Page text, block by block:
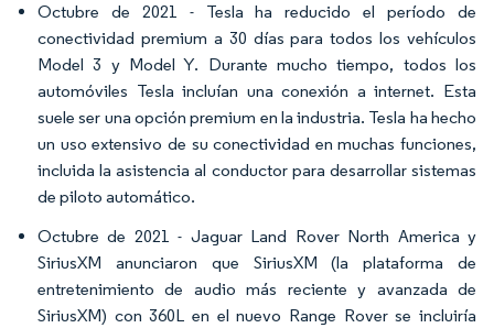
Octubre de 2021 - Tesla ha reducido el período de
conectividad premium a 30 días para todos los vehículos
Model 3 y Model Y. Durante mucho tiempo, todos los
automóviles Tesla incluían una conexión a internet. Esta
suele ser una opción premium en la industria. Tesla ha hecho
un uso extensivo de su conectividad en muchas funciones,
incluida la asistencia al conductor para desarrollar sistemas
de piloto automático.
Octubre de 2021 - Jaguar Land Rover North America y
SiriusXM anunciaron que SiriusXM (la plataforma de
entretenimiento de audio más reciente y avanzada de
SiriusXM) con 360L en el nuevo Range Rover se incluiría